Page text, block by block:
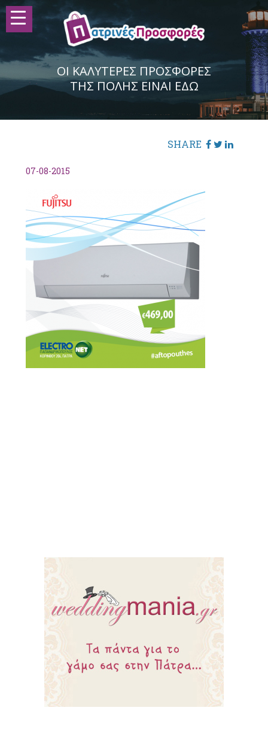
ΟΙ ΚΑΛΥΤΕΡΕΣ ΠΡΟΣΦΟΡΕΣ
ΤΗΣ ΠΟΛΗΣ ΕΙΝΑΙ ΕΔΩ
SHARE
07-08-2015